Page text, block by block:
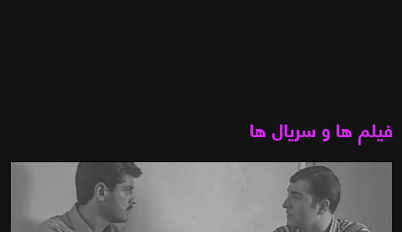
فیلم ها و سریال ها